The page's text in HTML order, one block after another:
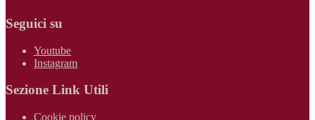
Seguici su
Youtube
Instagram
Sezione Link Utili
Cookie policy